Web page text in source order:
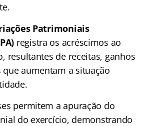
Patrimoniais
registra os acréscimos ao
resultantes de receitas, ganhos
aumentam a situação
permitem a apuração do
do exercício, demonstrando